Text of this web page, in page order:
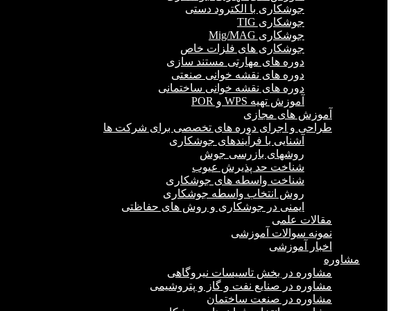
جوشکاری با الکترود دستی
جوشکاری TIG
جوشکاری Mig/MAG
جوشکاری های فلزات خاص
دوره های مهارتی مستند سازی
دوره های نقشه خوانی صنعتی
دوره های نقشه خوانی ساختمانی
آموزش تهیه WPS و POR
آموزش های مجازی
طراحی و اجرای دوره های تخصصی برای شرکت ها
آشنایی با فرآیندهای جوشکاری
روشهای بازرسی جوش
شناخت حد پذیرش عیوب
شناخت واسطه های جوشکاری
روش انتخاب واسطه جوشکاری
ایمنی در جوشکاری و روش های حفاظتی
مقالات علمی
نمونه سوالات آموزشی
اخبار آموزشی
مشاوره
مشاوره در بخش تاسیسات نیروگاهی
مشاوره در صنایع نفت و گاز و پتروشیمی
مشاوره در صنعت ساختمان